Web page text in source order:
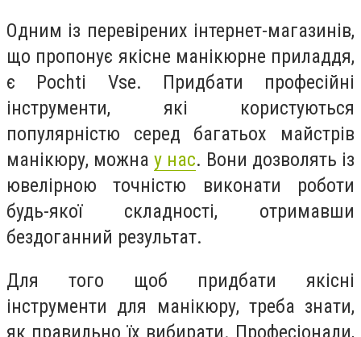
Одним із перевірених інтернет-магазинів,
що пропонує якісне манікюрне приладдя,
є Pochti Vse. Придбати професійні
інструменти, які користуються
популярністю серед багатьох майстрів
манікюру, можна у нас. Вони дозволять із
ювелірною точністю виконати роботи
будь-якої складності, отримавши
бездоганний результат.
Для того щоб придбати якісні
інструменти для манікюру, треба знати,
як правильно їх вибирати. Професіонали,